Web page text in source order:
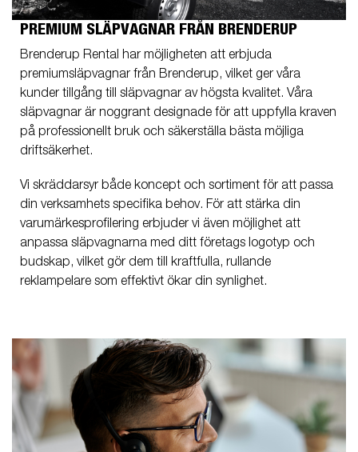
PREMIUM SLÄPVAGNAR FRÅN BRENDERUP
Brenderup Rental har möjligheten att erbjuda
premiumsläpvagnar från Brenderup, vilket ger våra
kunder tillgång till släpvagnar av högsta kvalitet. Våra
släpvagnar är noggrant designade för att uppfylla kraven
på professionellt bruk och säkerställa bästa möjliga
driftsäkerhet.
Vi skräddarsyr både koncept och sortiment för att passa
din verksamhets specifika behov. För att stärka din
varumärkesprofilering erbjuder vi även möjlighet att
anpassa släpvagnarna med ditt företags logotyp och
budskap, vilket gör dem till kraftfulla, rullande
reklampelare som effektivt ökar din synlighet.